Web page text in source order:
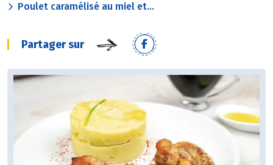
Poulet caramélisé au miel et...
Partager sur